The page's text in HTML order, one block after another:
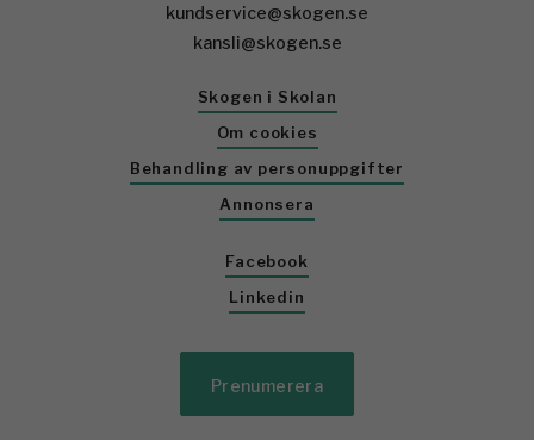
kundservice@skogen.se
kansli@skogen.se
Skogen i Skolan
Om cookies
Behandling av personuppgifter
Annonsera
Facebook
Linkedin
Prenumerera